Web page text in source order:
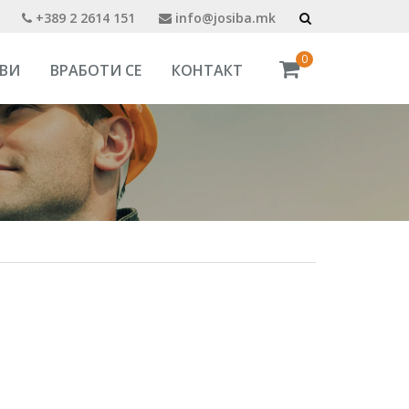
+389 2 2614 151 info@josiba.mk
0
ВРАБОТИ СЕ КОНТАКТ